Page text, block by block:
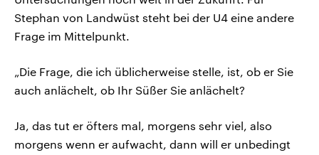
Stephan von Landwüst steht bei der U4 eine andere
Frage im Mittelpunkt.
„Die Frage, die ich üblicherweise stelle, ist, ob er Sie
auch anlächelt, ob Ihr Süßer Sie anlächelt?
Ja, das tut er öfters mal, morgens sehr viel, also
morgens wenn er aufwacht, dann will er unbedingt